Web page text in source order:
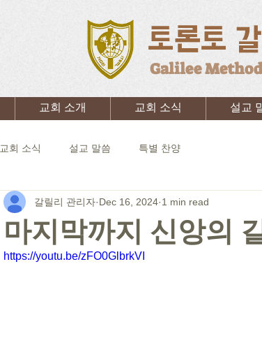
토론토
Galilee
교회 소개 교회 소식 설교
교회 소식 설교 말씀 특별 찬양
마지막까지 신앙의
갈릴리 관리자 Dec 16, 2024 1 min read
https://youtu.be/zFO0GlbrkVI